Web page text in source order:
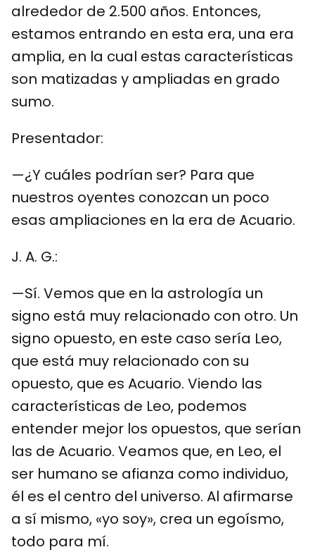
alrededor de 2.500 años. Entonces,
estamos entrando en esta era, una era
amplia, en la cual estas características
son matizadas y ampliadas en grado
sumo.
Presentador:
—¿Y cuáles podrían ser? Para que
nuestros oyentes conozcan un poco
esas ampliaciones en la era de Acuario.
J. A. G.:
—Sí. Vemos que en la astrología un
signo está muy relacionado con otro. Un
signo opuesto, en este caso sería Leo,
que está muy relacionado con su
opuesto, que es Acuario. Viendo las
características de Leo, podemos
entender mejor los opuestos, que serían
las de Acuario. Veamos que, en Leo, el
ser humano se afianza como individuo,
él es el centro del universo. Al afirmarse
a sí mismo, «yo soy», crea un egoísmo,
todo para mí.